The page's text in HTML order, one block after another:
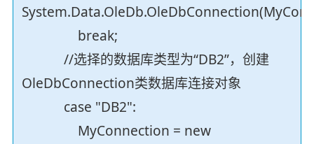
break;
//选择的数据库类型为“DB2”，创建
OleDbConnection类数据库连接对象
case "DB2":
MyConnection = new